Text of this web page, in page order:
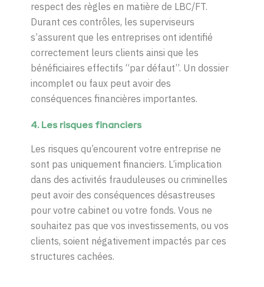
respect des règles en matière de LBC/FT.
Durant ces contrôles, les superviseurs
s’assurent que les entreprises ont identifié
correctement leurs clients ainsi que les
bénéficiaires effectifs “par défaut”. Un dossier
incomplet ou faux peut avoir des
conséquences financières importantes.
4. Les risques financiers
Les risques qu’encourent votre entreprise ne
sont pas uniquement financiers. L’implication
dans des activités frauduleuses ou criminelles
peut avoir des conséquences désastreuses
pour votre cabinet ou votre fonds. Vous ne
souhaitez pas que vos investissements, ou vos
clients, soient négativement impactés par ces
structures cachées.